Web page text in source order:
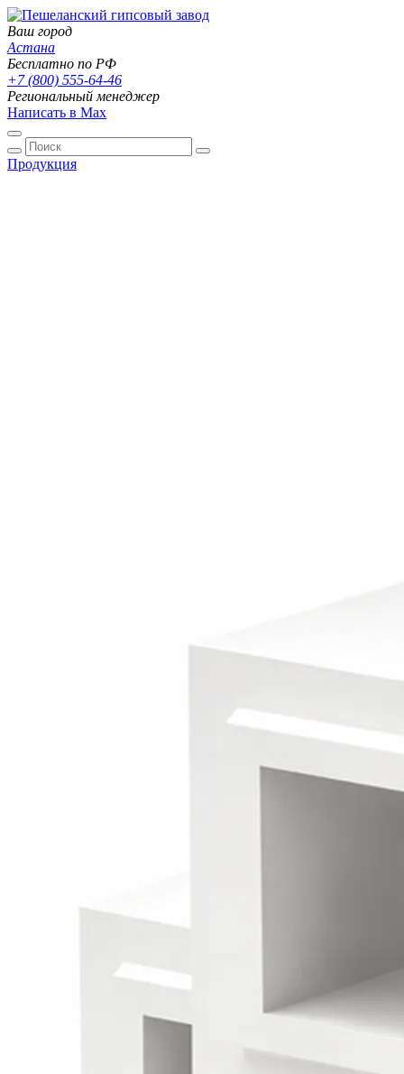
Ваш город
Астана
Бесплатно по РФ
+7 (800) 555-64-46
Региональный менеджер
Написать в Max
Продукция